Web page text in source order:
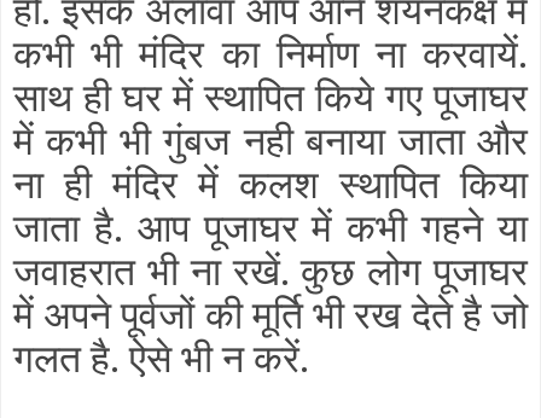
कभी भी मंदिर का निर्माण ना करवायें.
साथ ही घर में स्थापित किये गए पूजाघर
में कभी भी गुंबज नही बनाया जाता और
ना ही मंदिर में कलश स्थापित किया
जाता है. आप पूजाघर में कभी गहने या
जवाहरात भी ना रखें. कुछ लोग पूजाघर
में अपने पूर्वजों की मूर्ति भी रख देते है जो
गलत है. ऐसे भी न करें.